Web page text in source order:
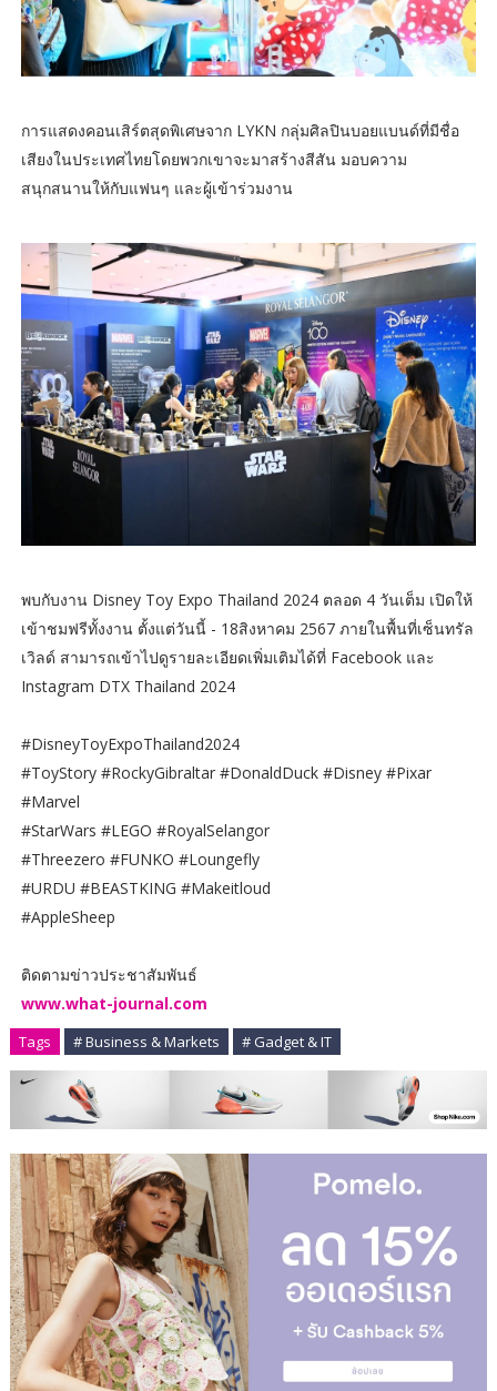
การแสดงคอนเสิร์ตสุดพิเศษจาก LYKN กลุ่มศิลปินบอยแบนด์ที่มีชื่อ
เสียงในประเทศไทยโดยพวกเขาจะมาสร้างสีสัน มอบความ
สนุกสนานให้กับแฟนๆ และผู้เข้าร่วมงาน
พบกับงาน Disney Toy Expo Thailand 2024 ตลอด 4 วันเต็ม เปิดให้
เข้าชมฟรีทั้งงาน ตั้งแต่วันนี้ - 18สิงหาคม 2567 ภายในพื้นที่เซ็นทรัล
เวิลด์ สามารถเข้าไปดูรายละเอียดเพิ่มเติมได้ที่ Facebook และ
Instagram DTX Thailand 2024
#DisneyToyExpoThailand2024
#ToyStory #RockyGibraltar #DonaldDuck #Disney #Pixar
#Marvel
#StarWars #LEGO #RoyalSelangor
#Threezero #FUNKO #Loungefly
#URDU #BEASTKING #Makeitloud
#AppleSheep
ติดตามข่าวประชาสัมพันธ์
www.what-journal.com
Tags # Business & Markets # Gadget & IT